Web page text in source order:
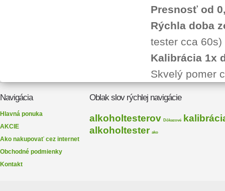
Presnosť od
Rýchla doba
tester cca 60s)
Kalibrácia 1x
Skvelý pomer
Navigácia
Hlavná ponuka
AKCIE
Ako nakupovať cez internet
Obchodné podmienky
Kontakt
Oblak slov rýchlej navigácie
alkoholtesterov Dôkazové
alkoholtester ako